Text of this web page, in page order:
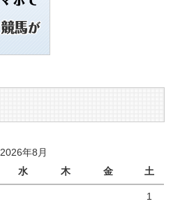
2026年8月
水 木 金 土
1